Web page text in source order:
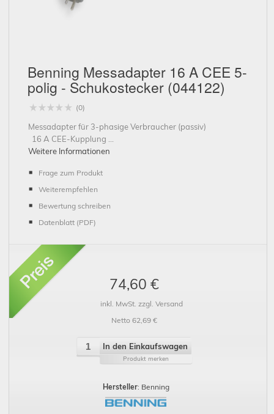
Benning Messadapter 16 A CEE 5-
polig - Schukostecker (044122)
(0)
Messadapter für 3-phasige Verbraucher (passiv)
16 A CEE-Kupplung ...
Weitere Informationen
Frage zum Produkt
Weiterempfehlen
Bewertung schreiben
Datenblatt (PDF)
74,60 €
inkl. MwSt. zzgl. Versand
Netto 62,69 €
In den Einkaufswagen
Produkt merken
Hersteller: Benning